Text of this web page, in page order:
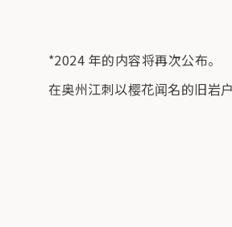
*2024 年的内容将再次公布。
在奥州江刺以樱花闻名的旧岩